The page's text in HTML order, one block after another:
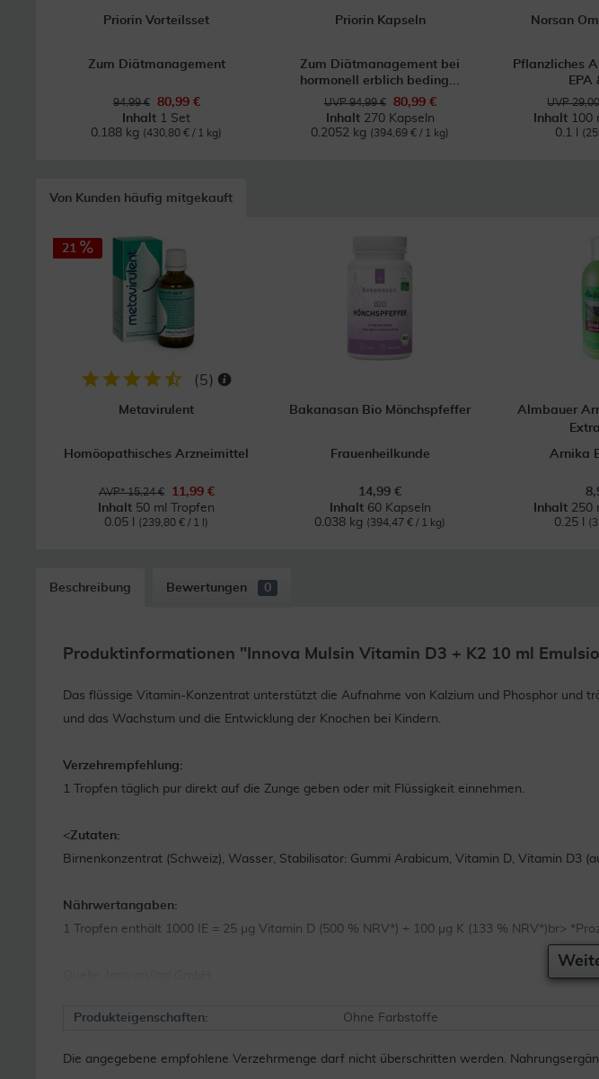
Priorin Vorteilsset
Zum Diätmanagement
94,99 €
80,99 €
Inhalt 1 Set
0.188 kg (430,80 € / 1 kg)
Priorin Kapseln
Zum Diätmanagement bei
hormonell erblich beding...
UVP 94,99 €
80,99 €
Inhalt 270 Kapseln
0.2052 kg (394,69 € / 1 kg)
Norsan
Pflanzliches
EPA
UVP
Inhalt 100
0.1 l
Von Kunden häufig mitgekauft
21
(5)
Metavirulent
Homöopathisches Arzneimittel
AVP* 15,24 €
11,99 €
Inhalt 50 ml Tropfen
0.05 l
(239,80 € / 1 l)
Bakanasan Bio Mönchspfeffer
Frauenheilkunde
14,99 €
Inhalt 60 Kapseln
0.038 kg (394,47 € / 1 kg)
Almbauer
Arnika
Inhalt 250
0.25 l
Beschreibung Bewertungen 0
Produktinformationen "Innova Mulsin Vitamin D3 + K2 10 ml
Das flüssige Vitamin-Konzentrat unterstützt die Aufnahme von Kalzium und Phosphor und
und das Wachstum und die Entwicklung der Knochen bei Kindern.
Verzehrempfehlung:
1 Tropfen täglich pur direkt auf die Zunge geben oder mit Flüssigkeit einnehmen.
<Zutaten:
Birnenkonzentrat (Schweiz), Wasser, Stabilisator: Gummi Arabicum, Vitamin D, Vitamin D3
Nährwertangaben:
1 Tropfen enthält 1000 IE = 25 µg Vitamin D (500 % NRV*) + 100 µg K (133 % NRV*)br>
Produkteigenschaften: Ohne Farbstoffe
Die angegebene empfohlene Verzehrmenge darf nicht überschritten werden.